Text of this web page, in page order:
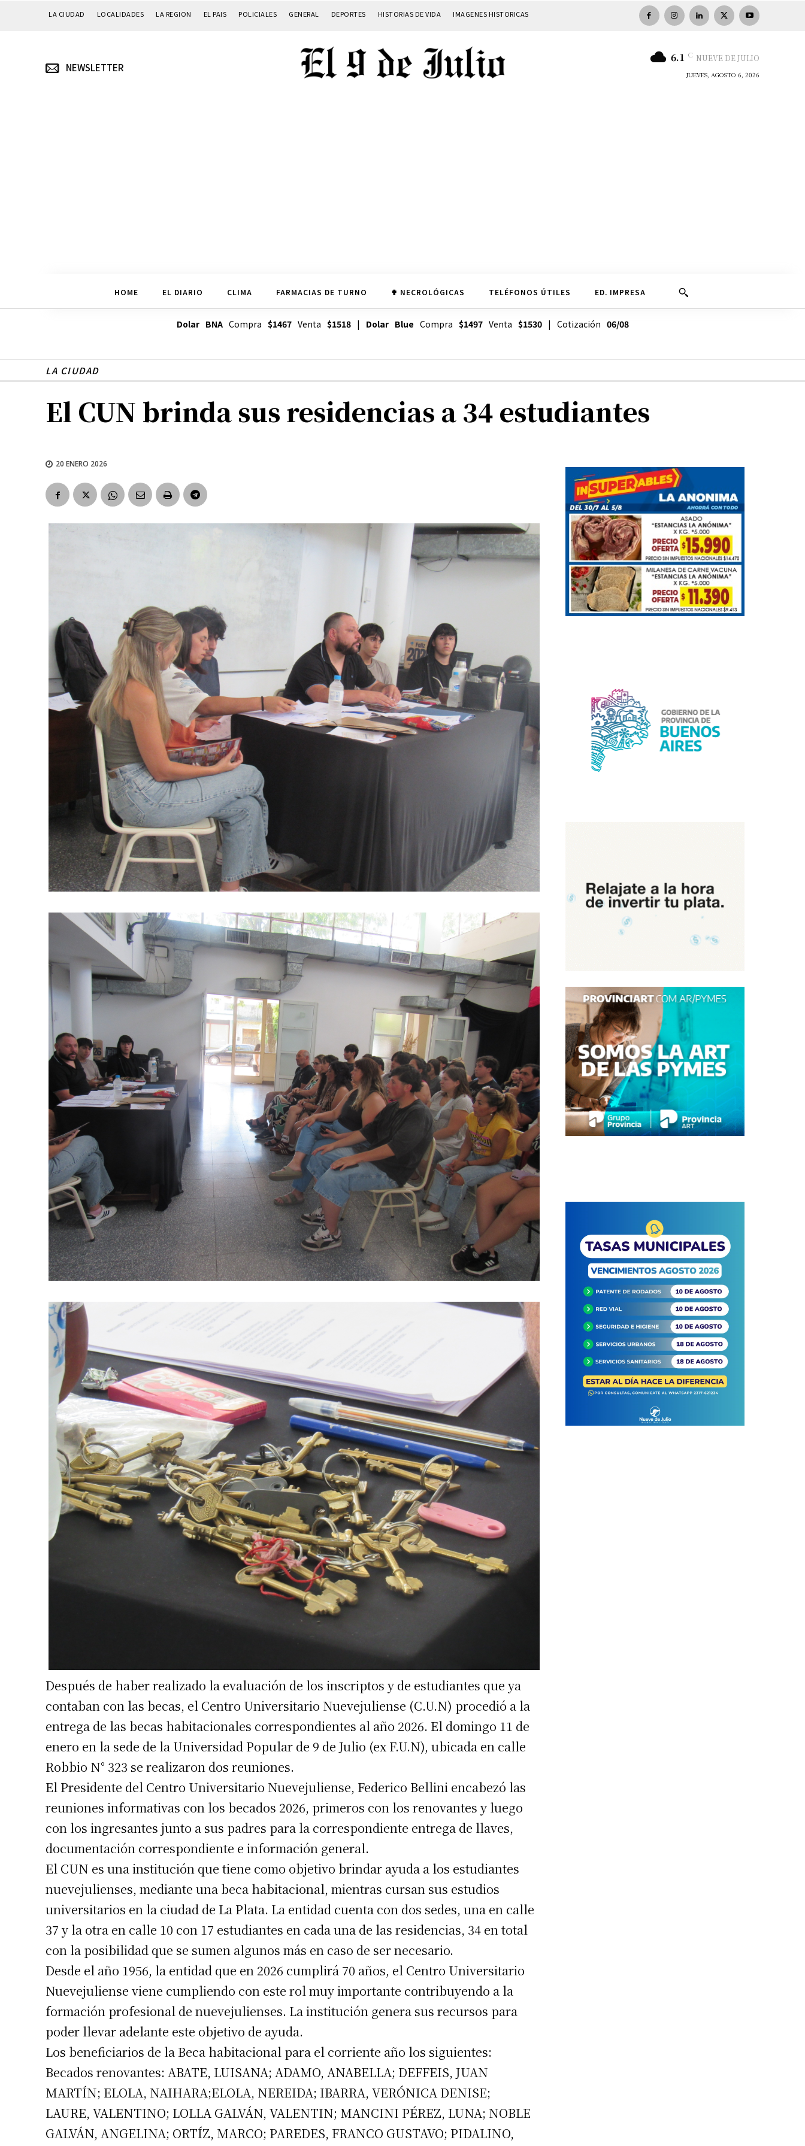
Suscribirme gratis
Requerido
Dirección de correo electrónico*
Número de teléfono
LA CIUDAD LOCALIDADES LA REGION EL PAIS POLICIALES GENERAL DEPORTES HISTORIAS DE VIDA IMAGENES HISTORICAS
NEWSLETTER
6.1 C NUEVE DE JULIO
JUEVES, AGOSTO 6, 2026
HOME EL DIARIO CLIMA FARMACIAS DE TURNO ✟ NECROLÓGICAS TELÉFONOS ÚTILES ED. IMPRESA
Dolar BNACompra $1467Venta $1518| Dolar Blue Compra $1497Venta $1530| Cotización 06/08
LA CIUDAD
El CUN brinda sus residencias a 34 estudiantes
20 ENERO 2026
Después de haber realizado la evaluación de los inscriptos y de estudiantes que ya
contaban con las becas, el Centro Universitario Nuevejuliense (C.U.N) procedió a la
entrega de las becas habitacionales correspondientes al año 2026. El domingo 11 de
enero en la sede de la Universidad Popular de 9 de Julio (ex F.U.N), ubicada en calle
Robbio N° 323 se realizaron dos reuniones.
El Presidente del Centro Universitario Nuevejuliense, Federico Bellini encabezó las
reuniones informativas con los becados 2026, primeros con los renovantes y luego
con los ingresantes junto a sus padres para la correspondiente entrega de llaves,
documentación correspondiente e información general.
El CUN es una institución que tiene como objetivo brindar ayuda a los estudiantes
nuevejulienses, mediante una beca habitacional, mientras cursan sus estudios
universitarios en la ciudad de La Plata. La entidad cuenta con dos sedes, una en calle
37 y la otra en calle 10 con 17 estudiantes en cada una de las residencias, 34 en total
con la posibilidad que se sumen algunos más en caso de ser necesario.
Desde el año 1956, la entidad que en 2026 cumplirá 70 años, el Centro Universitario
Nuevejuliense viene cumpliendo con este rol muy importante contribuyendo a la
formación profesional de nuevejulienses. La institución genera sus recursos para
poder llevar adelante este objetivo de ayuda.
Los beneficiarios de la Beca habitacional para el corriente año los siguientes:
Becados renovantes: ABATE, LUISANA; ADAMO, ANABELLA; DEFFEIS, JUAN
MARTÍN; ELOLA, NAIHARA;ELOLA, NEREIDA; IBARRA, VERÓNICA DENISE;
LAURE, VALENTINO; LOLLA GALVÁN, VALENTIN; MANCINI PÉREZ, LUNA; NOBLE
GALVÁN, ANGELINA; ORTÍZ, MARCO; PAREDES, FRANCO GUSTAVO; PIDALINO,